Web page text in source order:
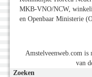
MKB-VNO/NCW,
en Openbaar Ministerie
Amstelveenweb.com
van
Zoeken